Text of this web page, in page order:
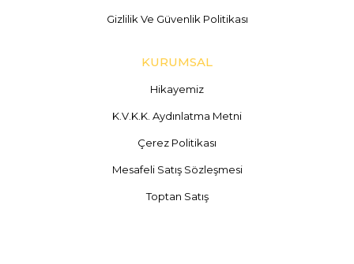
Gizlilik Ve Güvenlik Politikası
KURUMSAL
Hikayemiz
K.V.K.K. Aydınlatma Metni
Çerez Politikası
Mesafeli Satış Sözleşmesi
Toptan Satış